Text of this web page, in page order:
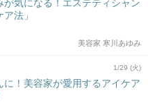
が気になる！エステティシャン
法」
美容家 寒川あゆみ
1/29 (火)
に！美容家が愛用するアイケア